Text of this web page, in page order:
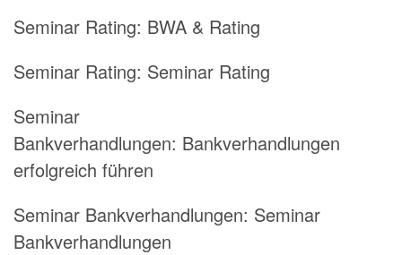
Seminar Rating: BWA & Rating
Seminar Rating: Seminar Rating
Seminar
Bankverhandlungen: Bankverhandlungen
erfolgreich führen
Seminar Bankverhandlungen: Seminar
Bankverhandlungen